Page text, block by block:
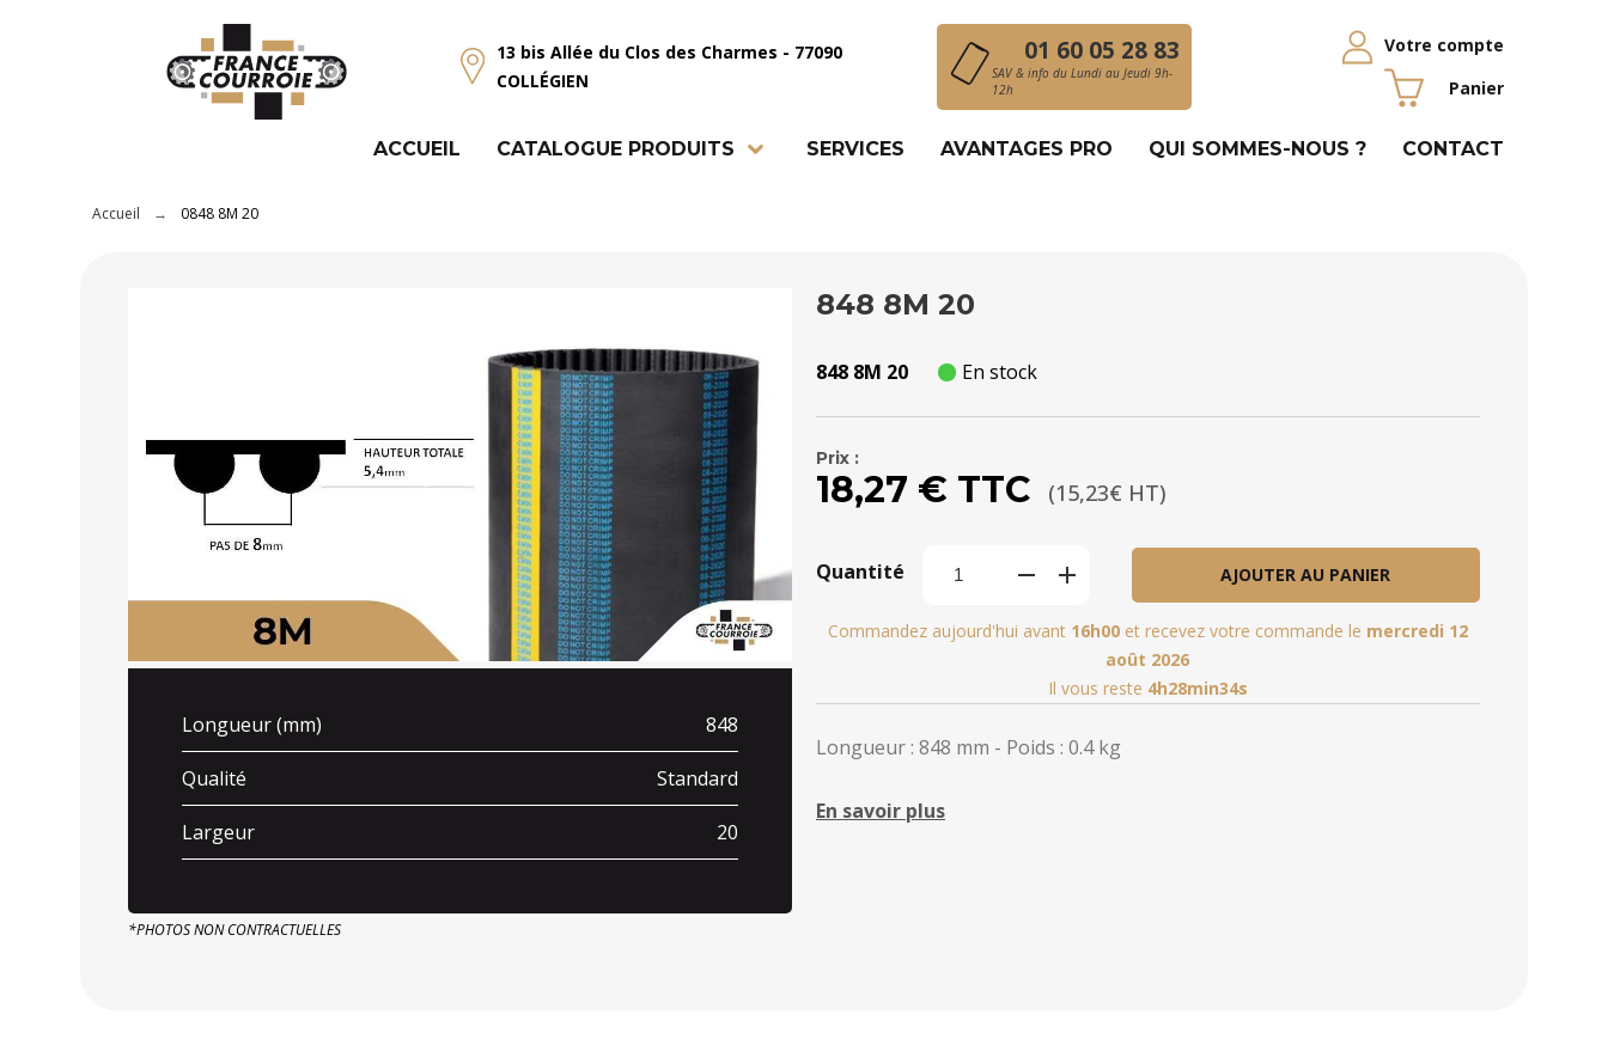
13 bis Allée du Clos des Charmes - 77090
COLLÉGIEN
01 60 05 28 83
SAV & info du Lundi au Jeudi 9h-
12h
Votre compte
Panier
ACCUEIL CATALOGUE PRODUITS SERVICES AVANTAGES PRO QUI SOMMES-NOUS ? CONTACT
Accueil 0848 8M 20
Longueur (mm) 848
Qualité Standard
Largeur 20
*PHOTOS NON CONTRACTUELLES
848 8M 20
848 8M 20 En stock
Prix :
18,27 € TTC (15,23€ HT)
Quantité AJOUTER AU PANIER
Commandez aujourd'hui avant 16h00et recevez votre commande le mercredi 12
août 2026
Il vous reste 4h28min33s
Longueur : 848 mm - Poids : 0.4 kg
En savoir plus